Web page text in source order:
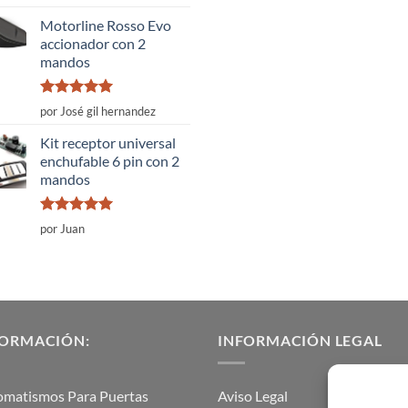
5Motorline Rosso Evo
accionador con 2
mandos
Valorado
con
de 5
por José gil hernandez
Kit receptor universal
enchufable 6 pin con 2
mandos
Valorado
con
por Juan
Para Puertas
INFORMACIÓN LEGAL
Aviso Legal